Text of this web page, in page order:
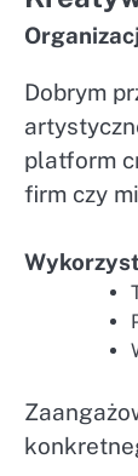
Dobrym
platform
firm czy